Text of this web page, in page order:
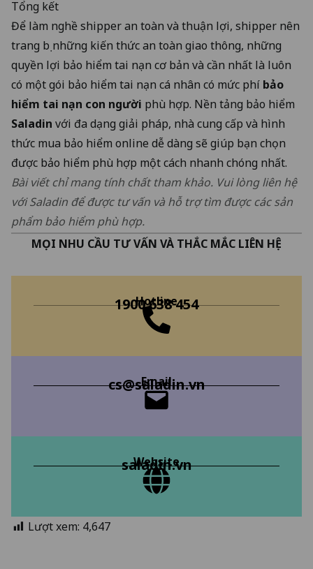
Tổng kết
Để làm nghề shipper an toàn và thuận lợi, shipper nên
trang bị những kiến thức an toàn giao thông, những
quyền lợi bảo hiểm tai nạn cơ bản và cần nhất là luôn
có một gói bảo hiểm tai nạn cá nhân có mức phí bảo
hiểm tai nạn con người phù hợp. Nền tảng bảo hiểm
Saladin với đa dạng giải pháp, nhà cung cấp và hình
thức mua bảo hiểm online dễ dàng sẽ giúp bạn chọn
được bảo hiểm phù hợp một cách nhanh chóng nhất.
Bài viết chỉ mang tính chất tham khảo. Vui lòng liên hệ
với Saladin để được tư vấn và hỗ trợ tìm được các sản
phẩm bảo hiểm phù hợp.
MỌI NHU CẦU TƯ VẤN VÀ THẮC MẮC LIÊN HỆ
Hotline
1900 638 454
Email
cs@saladin.vn
Website
saladin.vn
Lượt xem: 4,647